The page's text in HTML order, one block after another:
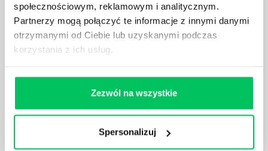
społecznościowym, reklamowym i analitycznym.
Partnerzy mogą połączyć te informacje z innymi danymi
otrzymanymi od Ciebie lub uzyskanymi podczas
korzystania z ich usług.
Zezwól na wszystkie
Spersonalizuj
JAKIE ZADANIA MUSZĄ ZREALIZOWAĆ
PRACOWNICY ZESPOŁU PROJEKTOWEGO?
AGILE to coraz popularniejsze w każdej większej (i
mniejszej) firmie pojęcie związane z realizacją